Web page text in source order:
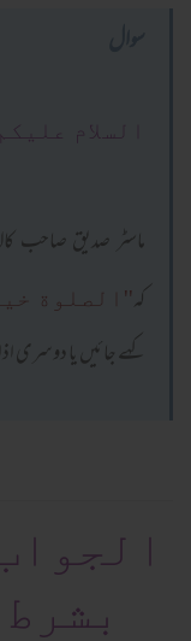
السلام
ماسٹر صدیق صاحب
کہ''الصلوة
کہے جائیں یا دوسری